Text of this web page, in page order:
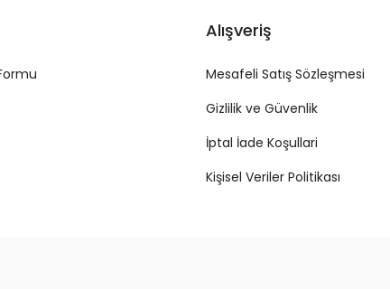
Alışveriş
Mesafeli Satış Sözleşmesi
Gizlilik ve Güvenlik
İptal İade Koşullari
Kişisel Veriler Politikası